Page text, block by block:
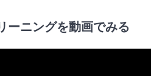
ーニングを動画でみる